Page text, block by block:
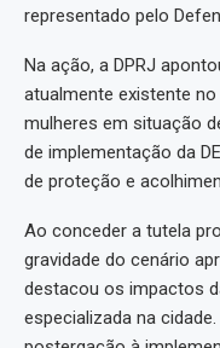
representado pelo
Na ação, a DPRJ
atualmente existente
mulheres em situação
de implementação da
de proteção e
Ao conceder a tutela
gravidade do cenário
destacou os impactos
especializada na